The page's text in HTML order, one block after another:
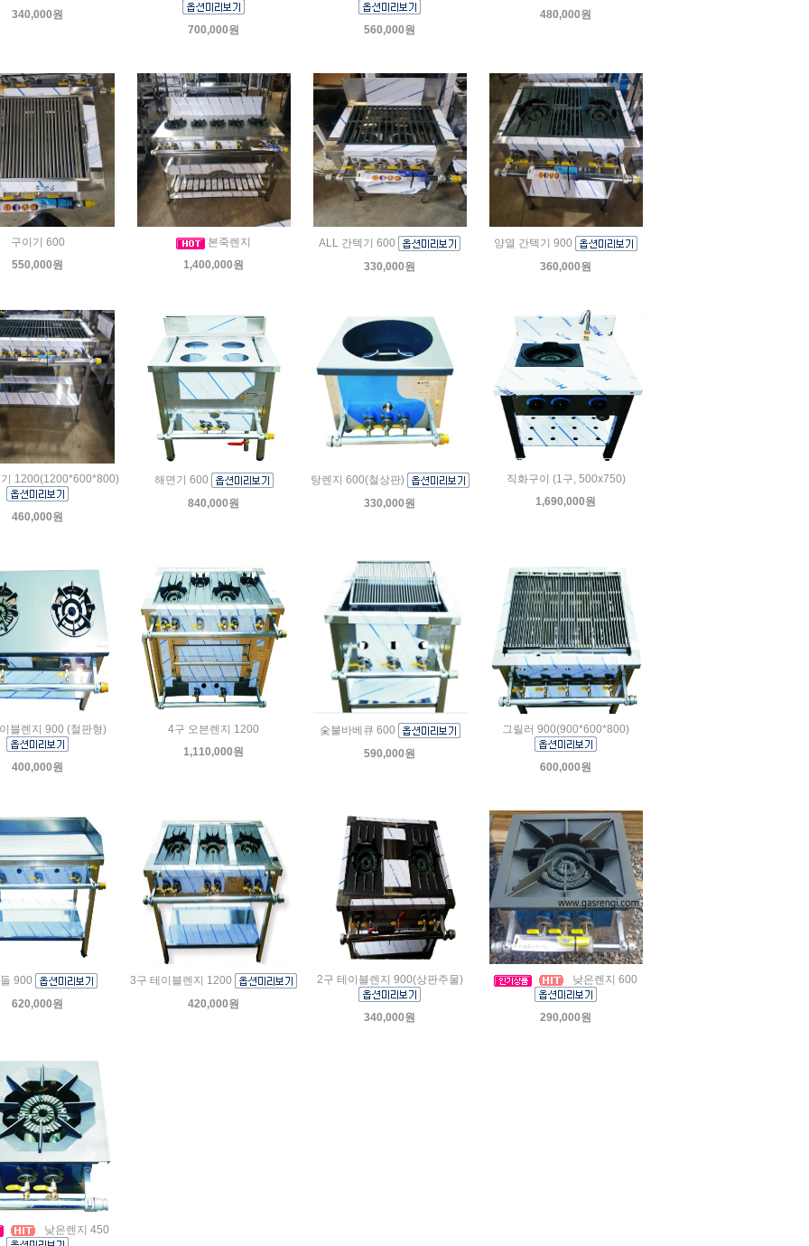
340,000원
700,000원 560,000원
480,000원
구이기 600
550,000원
본죽렌지
1,400,000원
ALL 간텍기 600
330,000원
양열 간텍기 900
360,000원
1200(1200*600*800)
460,000원
해면기 600
840,000원
탕렌지 600(철상판)
330,000원
직화구이 (1구, 500x750)
1,690,000원
블렌지 900 (철판형)
400,000원
4구 오븐렌지 1200
1,110,000원
숯불바베큐 600
590,000원
그릴러 900(900*600*800)
600,000원
900
620,000원
3구 테이블렌지 1200
420,000원
2구 테이블렌지 900(상판주물)
340,000원
낮은렌지 600
290,000원
낮은렌지 450